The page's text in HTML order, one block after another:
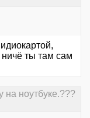
ты там сам
на ноутбуке.???